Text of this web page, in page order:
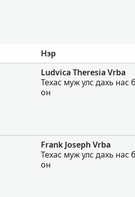
Нэр
Ludvica Theresia Vrba
Техас муж улс дахь нас
он
Frank Joseph Vrba
Техас муж улс дахь нас
он